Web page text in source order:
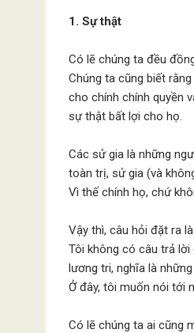
1. Sự thật
Có lẽ chúng ta đều
Chúng ta cũng biết
cho chính chính quyền
sự thật bất lợi cho họ.
Các sử gia là những
toàn trị, sử gia (và
Vì thế chính họ, chứ
Vậy thì, câu hỏi đặt ra
Tôi không có câu trả
lương tri, nghĩa là
Ở đây, tôi muốn nói tới
Có lẽ chúng ta ai cũng